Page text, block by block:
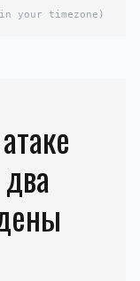
your timezone)